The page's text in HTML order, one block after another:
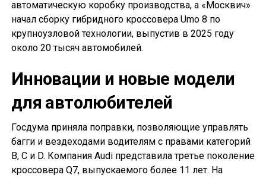
автоматическую коробку производства, а «Москвич»
начал сборку гибридного кроссовера Umo 8 по
крупноузловой технологии, выпустив в 2025 году
около 20 тысяч автомобилей.
Инновации и новые модели
для автолюбителей
Госдума приняла поправки, позволяющие управлять
багги и вездеходами водителям с правами категорий
B, C и D. Компания Audi представила третье поколение
кроссовера Q7, выпускаемого более 11 лет. На